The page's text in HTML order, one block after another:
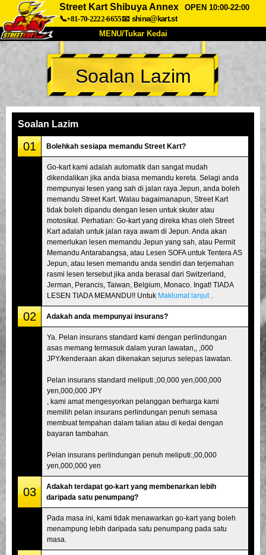
Street Kart Shibuya Annex
OPEN 10:00-22:00
📞+81-70-2222-6655📧 shina@kart.st
MENU/Tukar Kedai
UTAMA
Tentang Spesifikasi Harga
Syarikat
Tokyo Shinagawa Tokyo Akihabara#1
Tokyo Akihabara#2 Tokyo Shibuya
Tokyo Shibuya Annex Tokyo Bay
Tokyo Asakusa Osaka
Okinawa
Soalan Lazim
Soalan Lazim
01 Bolehkah sesiapa memandu Street Kart?
Go-kart kami adalah automatik dan sangat mudah
dikendalikan jika anda biasa memandu kereta. Selagi anda
mempunyai lesen yang sah di jalan raya Jepun, anda boleh
memandu Street Kart. Walau bagaimanapun, Street Kart
tidak boleh dipandu dengan lesen untuk skuter atau
motosikal. Perhatian: Go-kart yang direka khas oleh Street
Kart adalah untuk jalan raya awam di Jepun. Anda akan
memerlukan lesen memandu Jepun yang sah, atau Permit
Memandu Antarabangsa, atau Lesen SOFA untuk Tentera AS
Jepun, atau lesen memandu anda sendiri dan terjemahan
rasmi lesen tersebut jika anda berasal dari Switzerland,
Jerman, Perancis, Taiwan, Belgium, Monaco. Ingat! TIADA
LESEN TIADA MEMANDU!! Untuk Maklumat lanjut.
02 Adakah anda mempunyai insurans?
Ya. Pelan insurans standard kami dengan perlindungan
asas memang termasuk dalam yuran lawatan,, ,000
JPY/kenderaan akan dikenakan sejurus selepas lawatan.
Pelan insurans standard meliputi:,00,000 yen,000,000
yen,000,000 JPY
, kami amat mengesyorkan pelanggan berharga kami
memilih pelan insurans perlindungan penuh semasa
membuat tempahan dalam talian atau di kedai dengan
bayaran tambahan.
Pelan insurans perlindungan penuh meliputi:,00,000
yen,000,000 yen
03
Adakah terdapat go-kart yang membenarkan lebih
daripada satu penumpang?
Pada masa ini, kami tidak menawarkan go-kart yang boleh
menampung lebih daripada satu penumpang pada satu
masa.